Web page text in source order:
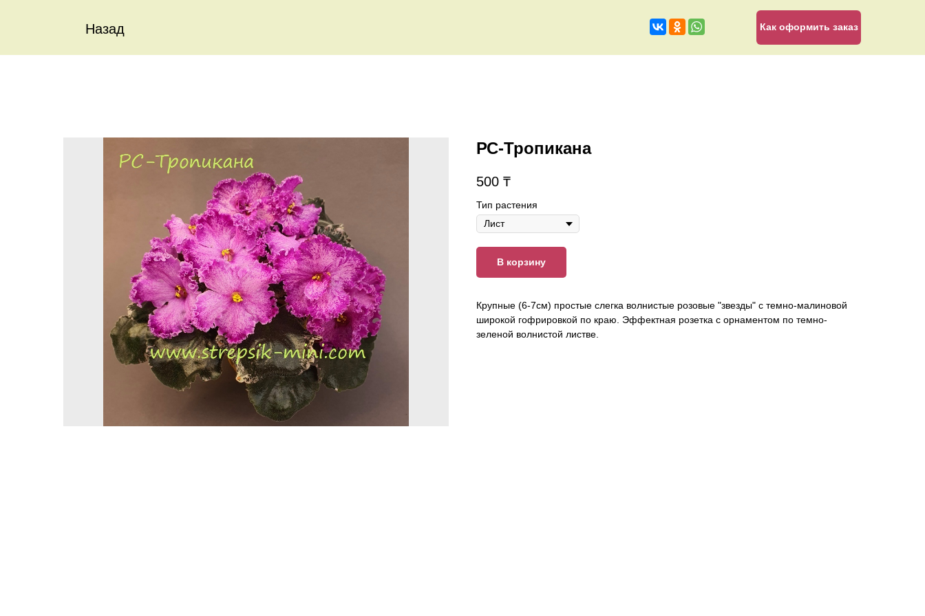
Назад Как оформить заказ
РС-Тропикана
500 ₸
Тип растения
В корзину
Крупные (6-7см) простые слегка волнистые розовые "звезды" с темно-малиновой
широкой гофрировкой по краю. Эффектная розетка с орнаментом по темно-
зеленой волнистой листве.